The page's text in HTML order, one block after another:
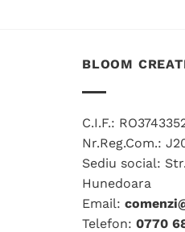
BLOOM
C.I.F.:
Nr.Reg.Com.:
Sediu social:
Hunedoara
Email:
Telefon: 0770